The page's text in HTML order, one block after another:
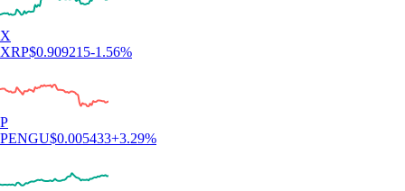
X
XRP$0.909215-1.56%
P
PENGU$0.005433+3.29%